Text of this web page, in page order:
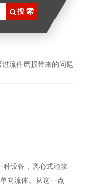
过流件磨损带来的问题
设备，离心式渣浆
向流体。从这一点